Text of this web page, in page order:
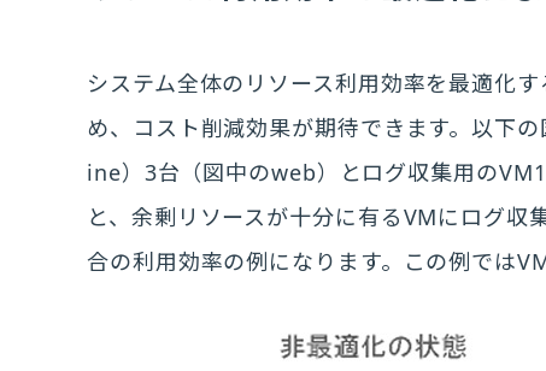
システム全体のリソース利用効率を最適化
め、コスト削減効果が期待できます。以下
ine）3台（図中のweb）とログ収集用の
と、余剰リソースが十分に有るVMにログ
合の利用効率の例になります。この例では